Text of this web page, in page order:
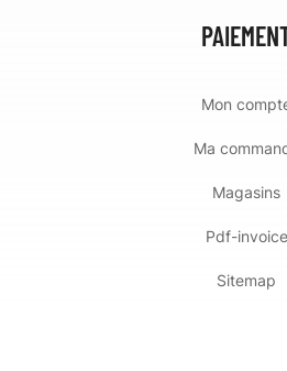
Mon
Ma
Magasins
Pdf-invoice
Sitemap